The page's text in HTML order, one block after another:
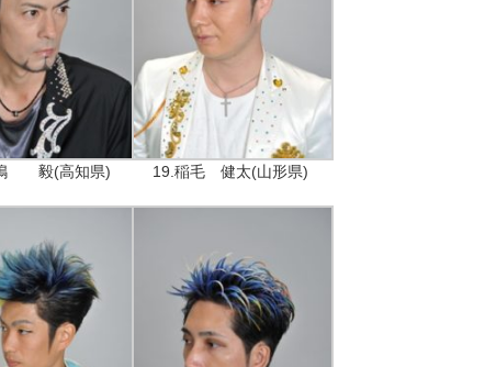
毅(高知県) 19.稲毛 健太(山形県)